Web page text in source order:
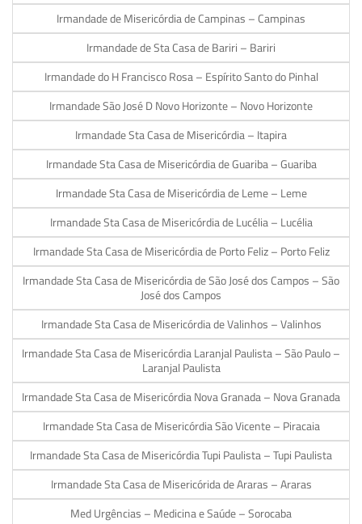
Irmandade de Misericórdia de Campinas – Campinas
Irmandade de Sta Casa de Bariri – Bariri
Irmandade do H Francisco Rosa – Espírito Santo do Pinhal
Irmandade São José D Novo Horizonte – Novo Horizonte
Irmandade Sta Casa de Misericórdia – Itapira
Irmandade Sta Casa de Misericórdia de Guariba – Guariba
Irmandade Sta Casa de Misericórdia de Leme – Leme
Irmandade Sta Casa de Misericórdia de Lucélia – Lucélia
Irmandade Sta Casa de Misericórdia de Porto Feliz – Porto Feliz
Irmandade Sta Casa de Misericórdia de São José dos Campos – São
José dos Campos
Irmandade Sta Casa de Misericórdia de Valinhos – Valinhos
Irmandade Sta Casa de Misericórdia Laranjal Paulista – São Paulo –
Laranjal Paulista
Irmandade Sta Casa de Misericórdia Nova Granada – Nova Granada
Irmandade Sta Casa de Misericórdia São Vicente – Piracaia
Irmandade Sta Casa de Misericórdia Tupi Paulista – Tupi Paulista
Irmandade Sta Casa de Misericórida de Araras – Araras
Med Urgências – Medicina e Saúde – Sorocaba